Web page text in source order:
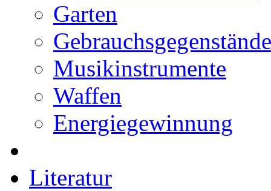
Garten
Gebrauchsgegenstände
Musikinstrumente
Waffen
Energiegewinnung
Literatur